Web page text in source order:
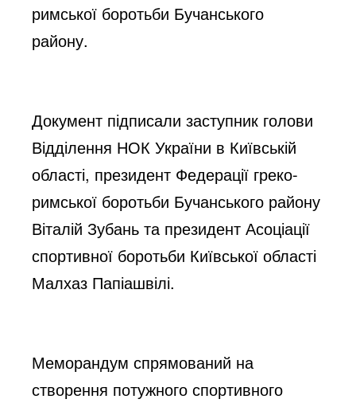
римської боротьби Бучанського
району.
Документ підписали заступник голови
Відділення НОК України в Київській
області, президент Федерації греко-
римської боротьби Бучанського району
Віталій Зубань та президент Асоціації
спортивної боротьби Київської області
Малхаз Папіашвілі.
Меморандум спрямований на
створення потужного спортивного